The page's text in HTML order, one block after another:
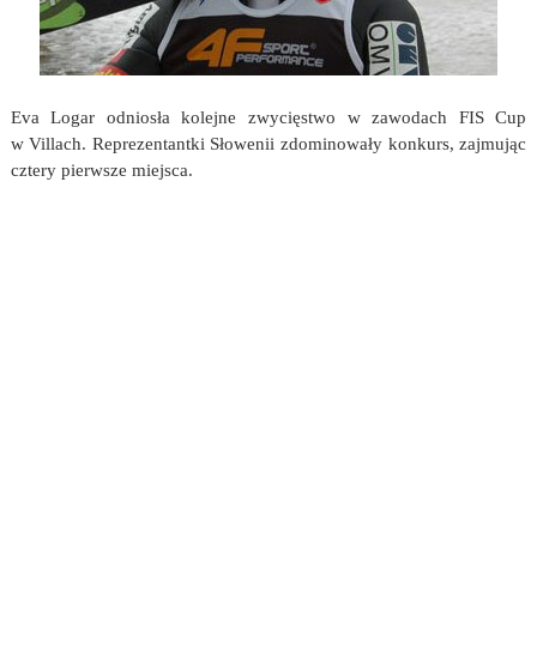
Eva Logar odniosła kolejne zwycięstwo w zawodach FIS Cup
w Villach. Reprezentantki Słowenii zdominowały konkurs, zajmując
cztery pierwsze miejsca.